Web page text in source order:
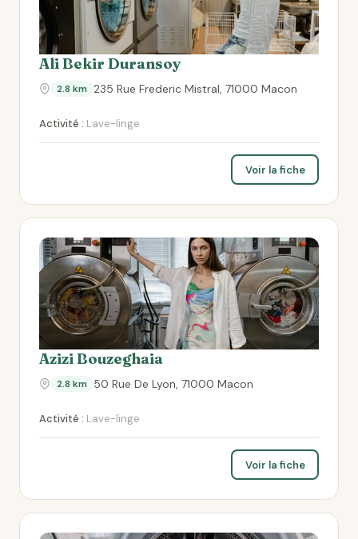
Ali Bekir Duransoy
2.8 km 235 Rue Frederic Mistral, 71000 Macon
Activité : Lave-linge
Voir la fiche
Azizi Bouzeghaia
2.8 km 50 Rue De Lyon, 71000 Macon
Activité : Lave-linge
Voir la fiche